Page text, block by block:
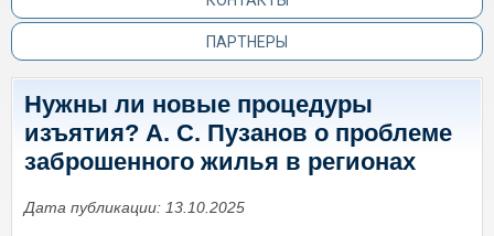
ПАРТНЕРЫ
Нужны ли новые процедуры
изъятия? А. С. Пузанов о проблеме
заброшенного жилья в регионах
Дата публикации: 13.10.2025